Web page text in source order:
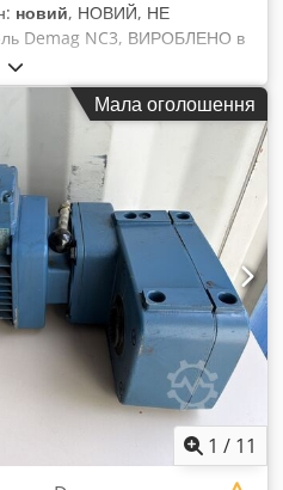
новий, НОВИЙ, НЕ
Demag NC3, ВИРОБЛЕНО в
5 см, довжина 50 см. ТИП:
Acwskr
Мала оголошення
1 / 11